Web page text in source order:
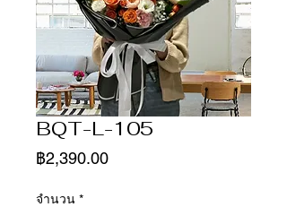
BQT-L-105
฿2,390.00ราคา
จำนวน *